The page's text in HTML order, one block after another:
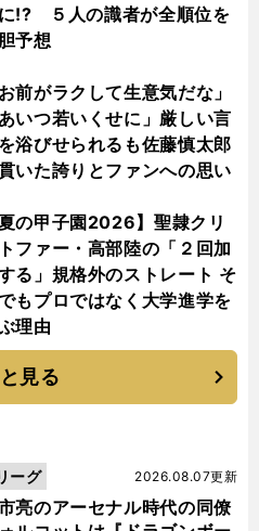
!? ５人の識者が全順位を
予想
お前がラクして生意気だな」
あいつ若いくせに」厳しい言
浴びせられるも佐藤慎太郎
いた誇りとファンへの思い
夏の甲子園2026】聖隷クリ
ファー・高部陸の「２回加
る」規格外のストレート そ
もプロではなく大学進学を
理由
見る
亮のアーセナル時代の同僚
2026.08.07更新
ーグ